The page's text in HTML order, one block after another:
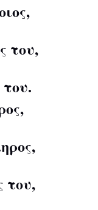
του,
του,